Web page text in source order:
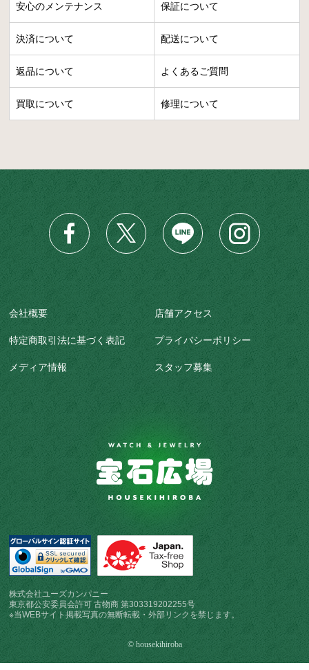
安心のメンテナンス 保証について
決済について 配送について
返品について よくあるご質問
買取について 修理について
会社概要 店舗アクセス
特定商取引法に基づく表記 プライバシーポリシー
メディア情報 スタッフ募集
株式会社ユーズカンパニー
東京都公安委員会許可 古物商 第303319202255号
※当WEBサイト掲載写真の無断転載・外部リンクを禁じます。
© housekihiroba